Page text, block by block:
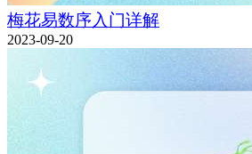
梅花易数序入门详解
2023-09-20